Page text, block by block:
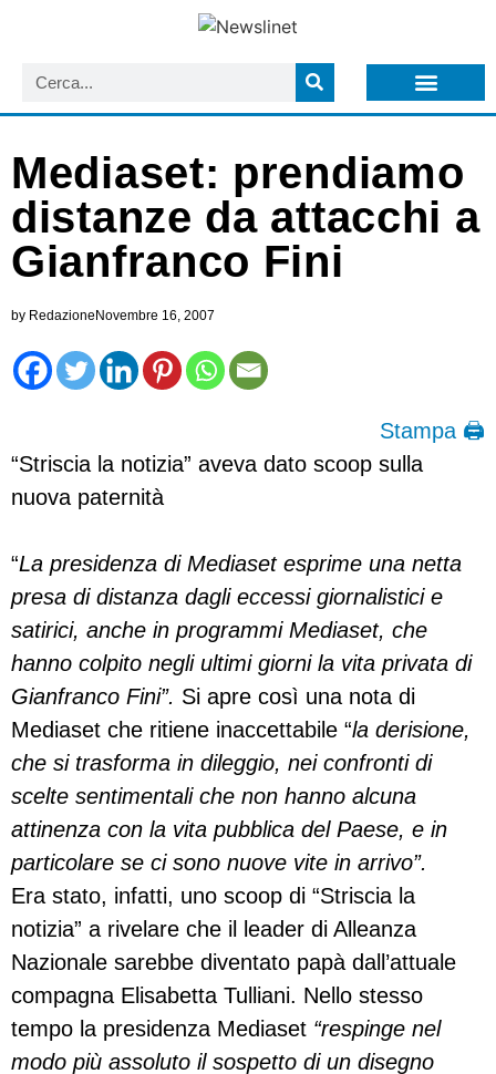
Mediaset: prendiamo
distanze da attacchi a
Gianfranco Fini
by RedazioneNovembre 16, 2007
Stampa 🖨
“Striscia la notizia” aveva dato scoop sulla
nuova paternità
“La presidenza di Mediaset esprime una netta
presa di distanza dagli eccessi giornalistici e
satirici, anche in programmi Mediaset, che
hanno colpito negli ultimi giorni la vita privata di
Gianfranco Fini”. Si apre così una nota di
Mediaset che ritiene inaccettabile “la derisione,
che si trasforma in dileggio, nei confronti di
scelte sentimentali che non hanno alcuna
attinenza con la vita pubblica del Paese, e in
particolare se ci sono nuove vite in arrivo”.
Era stato, infatti, uno scoop di “Striscia la
notizia” a rivelare che il leader di Alleanza
Nazionale sarebbe diventato papà dall’attuale
compagna Elisabetta Tulliani. Nello stesso
tempo la presidenza Mediaset “respinge nel
modo più assoluto il sospetto di un disegno